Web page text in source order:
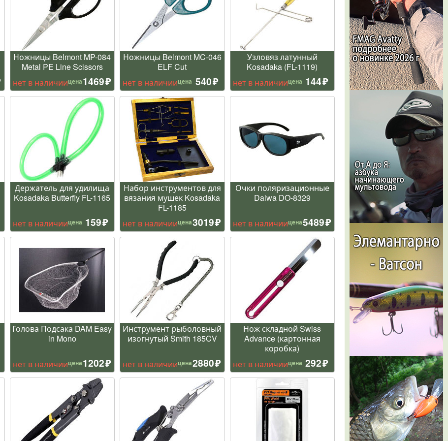
Ножницы Belmont MP-084
Metal PE Line Scissors
нет в наличиицена1469
Ножницы Belmont MC-046
ELF Cut
нет в наличиицена 540
Узловяз латунный
Kosadaka (FL-1119)
нет в наличиицена 144
Держатель для удилища
Kosadaka Butterfly FL-1165
нет в наличиицена 159
Набор инструментов для
вязания мушек Kosadaka
FL-1185
нет в наличиицена3019
Очки поляризационные
Daiwa DO-8329
нет в наличиицена5489
Голова Подсака DAM Easy
in Mono
нет в наличиицена1202
Инструмент рыболовный
изогнутый Smith 185CV
нет в наличиицена2880
Нож складной Swiss
Advance (картонная
коробка)
нет в наличиицена 292